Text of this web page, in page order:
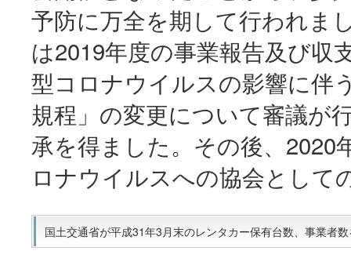
予防に万全を期して行われま
は2019年度の事業報告及び収
型コロナウイルスの影響に伴
規程」の変更について審議が
承を得ました。その後、2020
ロナウイルスへの協会として
国土交通省が平成31年3月末のレンタカー保有台数、事業者